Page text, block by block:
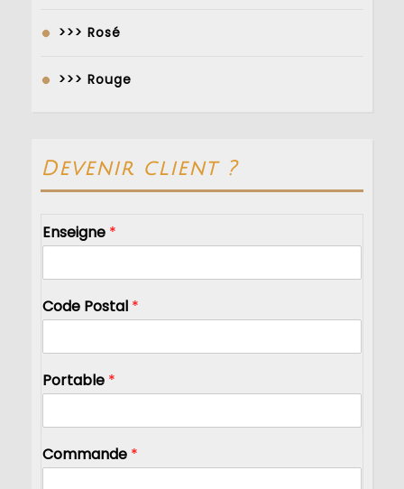
>>> Rosé
>>> Rouge
Devenir client ?
Enseigne *
Code Postal *
Portable *
Commande *